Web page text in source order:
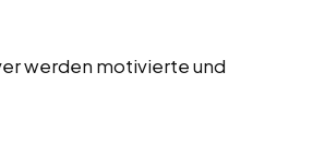
werden motivierte und